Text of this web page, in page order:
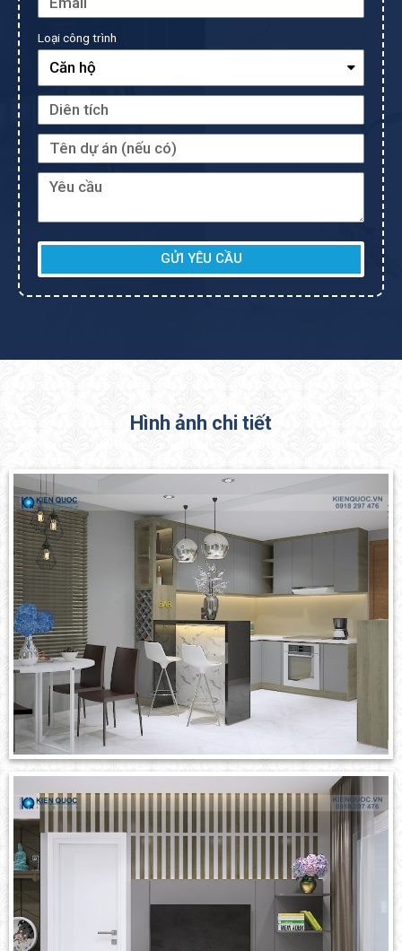
Loại công trình
GỬI YÊU CẦU
Hình ảnh chi tiết